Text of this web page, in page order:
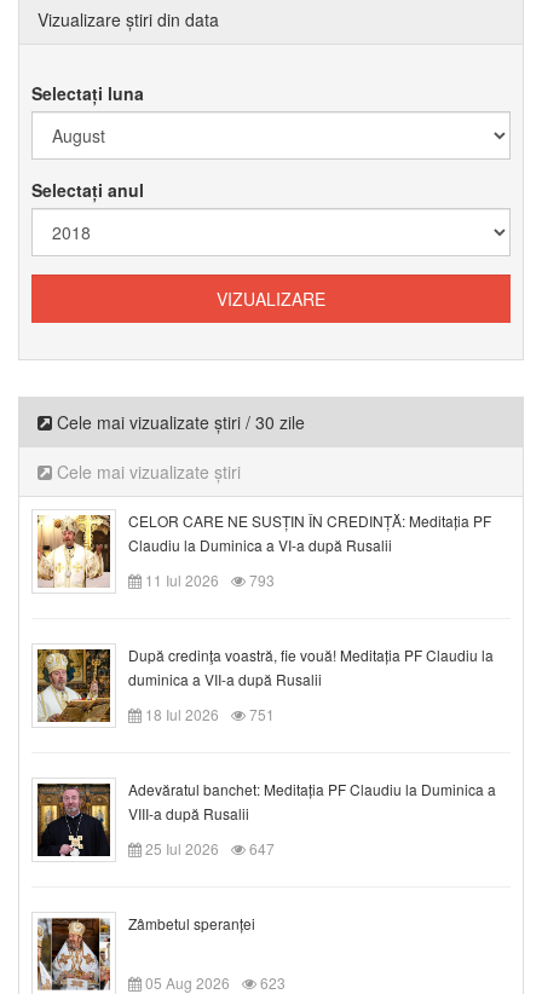
Vizualizare știri din data
Selectați luna
Selectați anul
Cele mai vizualizate știri / 30 zile
Cele mai vizualizate știri
CELOR CARE NE SUSȚIN ÎN CREDINȚĂ: Meditația PF
Claudiu la Duminica a VI-a după Rusalii
11 Iul 2026
793
După credinţa voastră, fie vouă! Meditația PF Claudiu la
duminica a VII-a după Rusalii
18 Iul 2026
751
Adevăratul banchet: Meditația PF Claudiu la Duminica a
VIII-a după Rusalii
25 Iul 2026
647
Zâmbetul speranței
05 Aug 2026 623